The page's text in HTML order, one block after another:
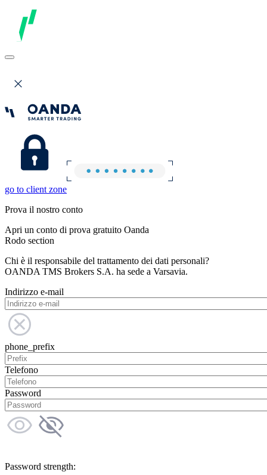
go to client zone
Prova il nostro conto
Apri un conto di prova gratuito Oanda
Rodo section
Chi è il responsabile del trattamento dei dati personali?
OANDA TMS Brokers S.A. ha sede a Varsavia.
Indirizzo e-mail
phone_prefix
Telefono
Password
Password strength: